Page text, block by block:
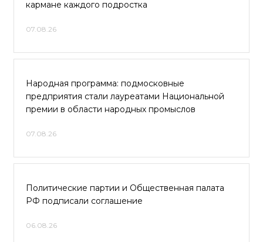
кармане каждого подростка
07.08.26
Народная программа: подмосковные
предприятия стали лауреатами Национальной
премии в области народных промыслов
07.08.26
Политические партии и Общественная палата
РФ подписали соглашение
06.08.26